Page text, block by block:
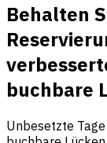
Behalten
buchbare
Unbesetzte